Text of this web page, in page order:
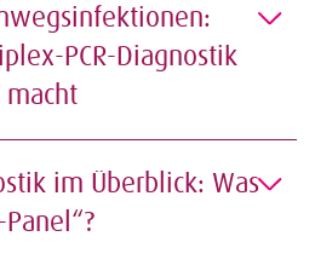
PCR-Diagnostik
macht
im Überblick: Was
Panel“?